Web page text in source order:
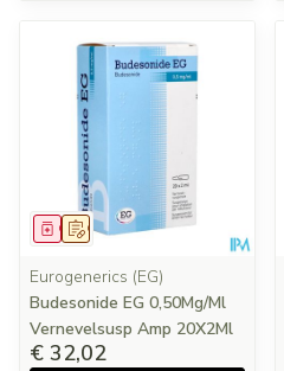
Op voorschrift
Geneesmiddel
Eurogenerics (EG)
Budesonide EG 0,50Mg/Ml
Vernevelsusp Amp 20X2Ml
€ 32,02